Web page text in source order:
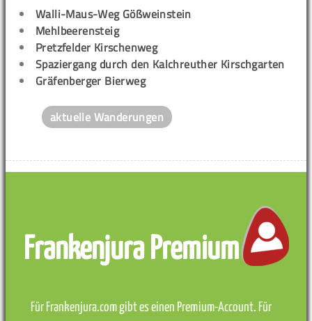
Walli-Maus-Weg Gößweinstein
Mehlbeerensteig
Pretzfelder Kirschenweg
Spaziergang durch den Kalchreuther Kirschgarten
Gräfenberger Bierweg
aktuelle Wanderungen
Frankenjura Premium
Für Frankenjura.com gibt es einen Premium-Account. Für